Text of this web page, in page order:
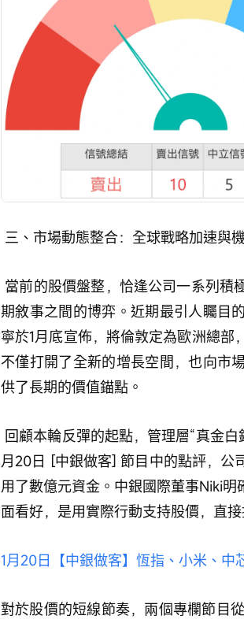
三、市場動態整合：全球戰略加速與
期敘事之間的博弈。近期最引人矚目
寧於1月底宣佈，將倫敦定為歐洲總
不僅打開了全新的增長空間，也向市
供了長期的價值錨點。
月20日 [中銀做客] 節目中的點評，公
用了數億元資金。中銀國際董事Niki
面看好，是用實際行動支持股價，直
1月20日【中銀做客】恆指、小米、
對於股價的短線節奏，兩個專欄節目